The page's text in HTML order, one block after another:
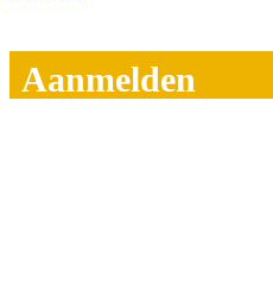
Aanmelden